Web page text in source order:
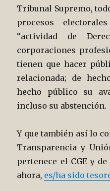
Tribunal Supremo,
procesos
“actividad de
corporaciones
tienen que hacer
relacionada; de
hecho público su
incluso su abstención.
Y que también así lo
Transparencia y
pertenece el CGE y
ahora, es/ha sido